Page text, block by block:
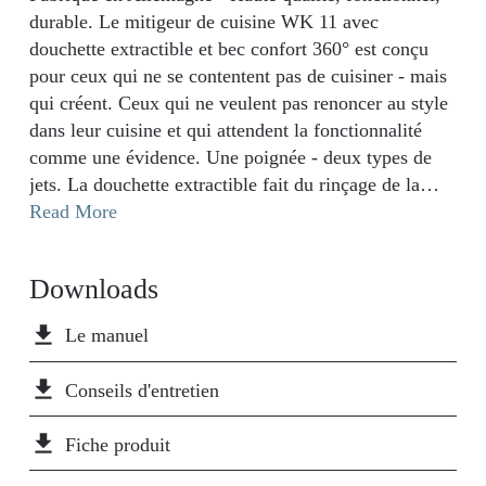
durable. Le mitigeur de cuisine WK 11 avec
douchette extractible et bec confort 360° est conçu
pour ceux qui ne se contentent pas de cuisiner - mais
qui créent. Ceux qui ne veulent pas renoncer au style
dans leur cuisine et qui attendent la fonctionnalité
comme une évidence. Une poignée - deux types de
jets. La douchette extractible fait du rinçage de la
vaisselle, des légumes ou des grandes casseroles un
360° s'adapte à votre rythme - parfait pour les
cuisines ouvertes sur le séjour et les zones de lavage
spacieuses. Grâce à la fonction pratique Cold-Start,
seule l'eau froide coule au début - idéal pour les
cycles de lavage courts et les économies d'énergie
conscientes. La surface chromée de haute qualité de
la Wasserwerk WK 11 est facile à nettoyer et reste
Read More
Downloads
file_download Le manuel
file_download Conseils d'entretien
file_download Fiche produit